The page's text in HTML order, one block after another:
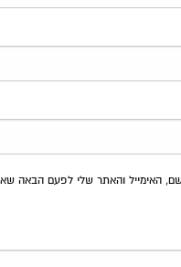
האימייל והאתר שלי לפעם הבאה